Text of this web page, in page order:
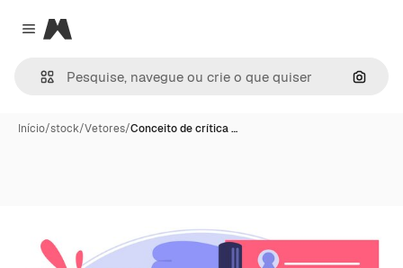
Close menu
Magnific
Início/stock/Vetores/Conceito de crítica …